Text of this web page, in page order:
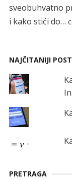
sveobuhvatno
i kako stići do…
NAJČITANIJI
PRETRAGA